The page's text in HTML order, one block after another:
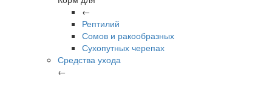
←
Рептилий
Сомов и ракообразных
Сухопутных черепах
Средства ухода
←